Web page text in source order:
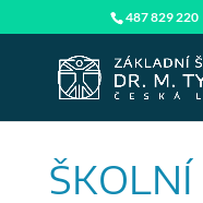
487 829 220